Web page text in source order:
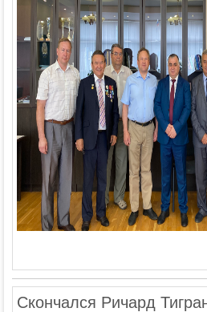
Скончался Ричард